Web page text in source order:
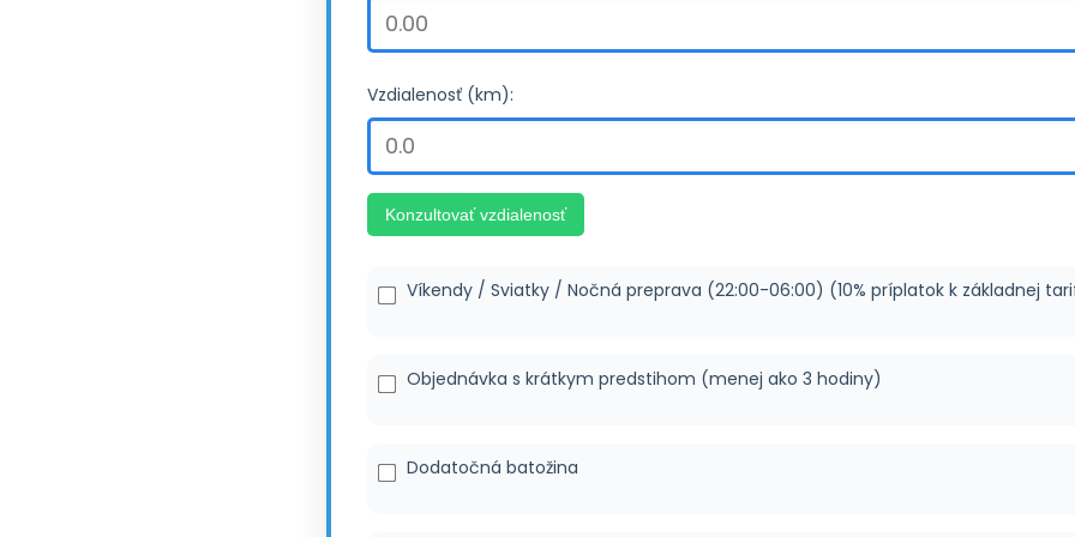
Vzdialenosť (km):
Konzultovať vzdialenosť
Víkendy / Sviatky / Nočná preprava (22:00-06:00) (10% príplatok k základnej
Objednávka s krátkym predstihom (menej ako 3 hodiny)
Dodatočná batožina